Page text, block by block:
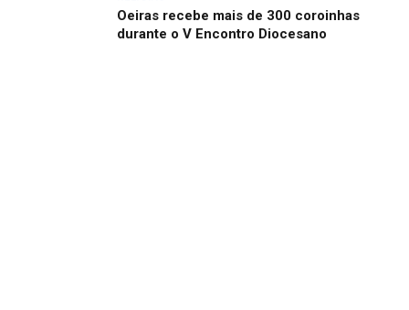
Oeiras recebe mais de 300 coroinhas
durante o V Encontro Diocesano